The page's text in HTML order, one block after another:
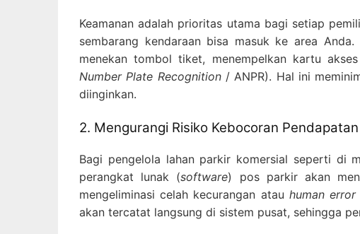
Keamanan adalah prioritas utama bagi setiap
sembarang kendaraan bisa masuk ke area
menekan tombol tiket, menempelkan kartu
Number Plate Recognition/ ANPR). Hal ini
diinginkan.
2. Mengurangi Risiko Kebocoran
Bagi pengelola lahan parkir komersial seperti di
perangkat lunak (software) pos parkir akan
mengeliminasi celah kecurangan atau human error
akan tercatat langsung di sistem pusat, sehingga